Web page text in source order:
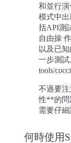
和並行
模式中
括API測
自由操
以及已
一步測試
tools/
不過要
性**的問
需要仔細
何時使用